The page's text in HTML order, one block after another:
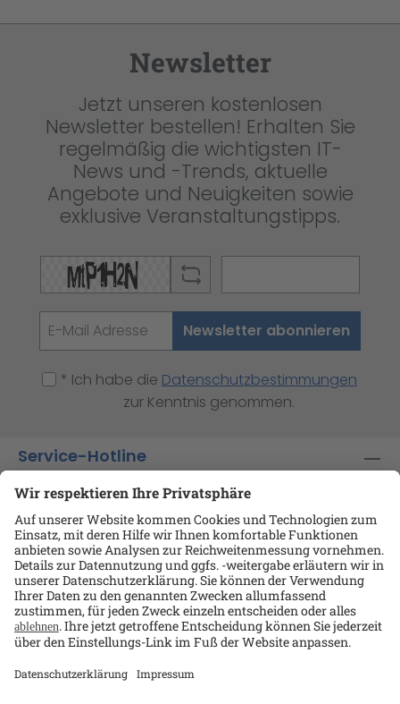
Newsletter
Jetzt unseren kostenlosen
Newsletter bestellen! Erhalten Sie
regelmäßig die wichtigsten IT-
News und -Trends, aktuelle
Angebote und Neuigkeiten sowie
exklusive Veranstaltungstipps.
Newsletter abonnieren
* Ich habe die Datenschutzbestimmungen
zur Kenntnis genommen.
Service-Hotline
Shop-Service
Informationen
Ansprechpartner
Kontakt